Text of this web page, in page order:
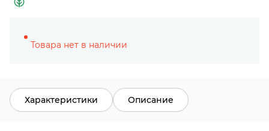
Товара нет в наличии
Характеристики Описание